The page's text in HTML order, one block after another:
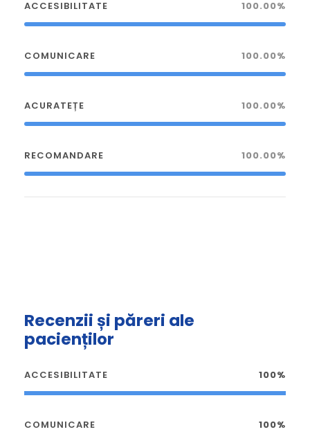
ACCESIBILITATE 100.00%
COMUNICARE 100.00%
ACURATEȚE 100.00%
RECOMANDARE 100.00%
Recenzii și păreri ale
pacienților
ACCESIBILITATE 100%
COMUNICARE 100%